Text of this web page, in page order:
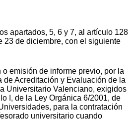
apartados, 5, 6 y 7, al artículo 128
23 de diciembre, con el siguiente
emisión de informe previo, por la
de Acreditación y Evaluación de la
Universitario Valenciano, exigidos
I, de la Ley Orgánica 6/2001, de
para la contratación
universitario cuando